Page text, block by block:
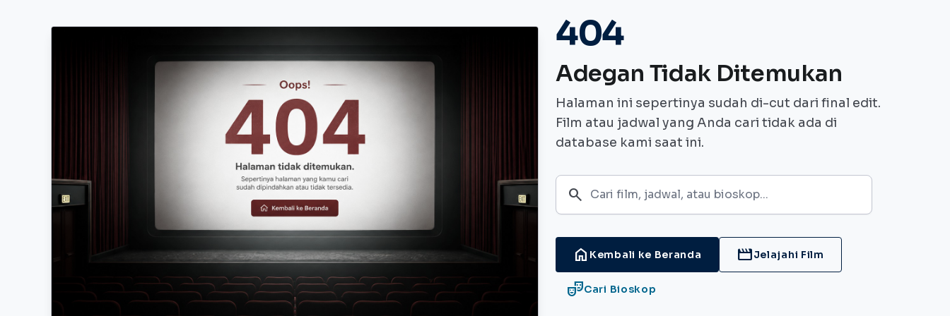
404
Adegan Tidak Ditemukan
Halaman ini sepertinya sudah di-cut dari final edit.
Film atau jadwal yang Anda cari tidak ada di
database kami saat ini.
search
home Kembali ke Beranda movieJelajahi Film
theater_comedyCari Bioskop